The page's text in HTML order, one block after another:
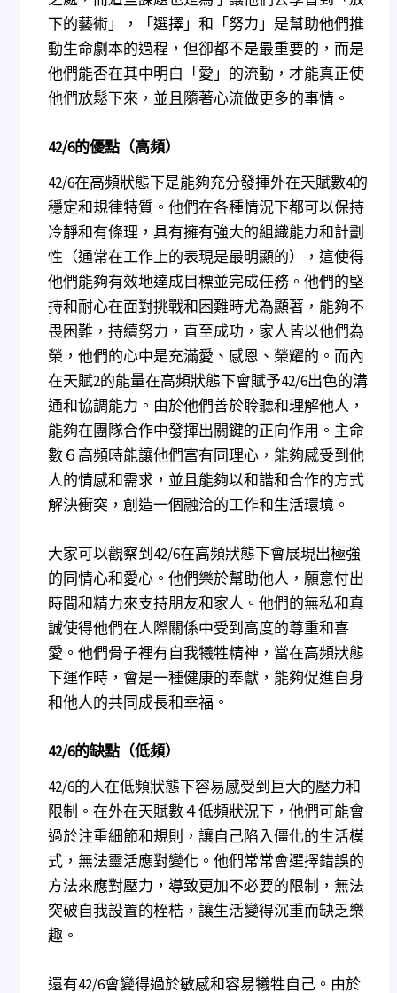
下的藝術」，「選擇」和「努力」是幫助他們推
動生命劇本的過程，但卻都不是最重要的，而是
他們能否在其中明白「愛」的流動，才能真正使
他們放鬆下來，並且隨著心流做更多的事情。
42/6的優點（高頻）
42/6在高頻狀態下是能夠充分發揮外在天賦數4的
穩定和規律特質。他們在各種情況下都可以保持
冷靜和有條理，具有擁有強大的組織能力和計劃
性（通常在工作上的表現是最明顯的），這使得
他們能夠有效地達成目標並完成任務。他們的堅
持和耐心在面對挑戰和困難時尤為顯著，能夠不
畏困難，持續努力，直至成功，家人皆以他們為
榮，他們的心中是充滿愛、感恩、榮耀的。而內
在天賦2的能量在高頻狀態下會賦予42/6出色的溝
通和協調能力。由於他們善於聆聽和理解他人，
能夠在團隊合作中發揮出關鍵的正向作用。主命
數６高頻時能讓他們富有同理心，能夠感受到他
人的情感和需求，並且能夠以和諧和合作的方式
解決衝突，創造一個融洽的工作和生活環境。
大家可以觀察到42/6在高頻狀態下會展現出極強
的同情心和愛心。他們樂於幫助他人，願意付出
時間和精力來支持朋友和家人。他們的無私和真
誠使得他們在人際關係中受到高度的尊重和喜
愛。他們骨子裡有自我犧牲精神，當在高頻狀態
下運作時，會是一種健康的奉獻，能夠促進自身
和他人的共同成長和幸福。
42/6的缺點（低頻）
42/6的人在低頻狀態下容易感受到巨大的壓力和
限制。在外在天賦數４低頻狀況下，他們可能會
過於注重細節和規則，讓自己陷入僵化的生活模
式，無法靈活應對變化。他們常常會選擇錯誤的
方法來應對壓力，導致更加不必要的限制，無法
突破自我設置的桎梏，讓生活變得沉重而缺乏樂
趣。
還有42/6會變得過於敏感和容易犧牲自己。由於